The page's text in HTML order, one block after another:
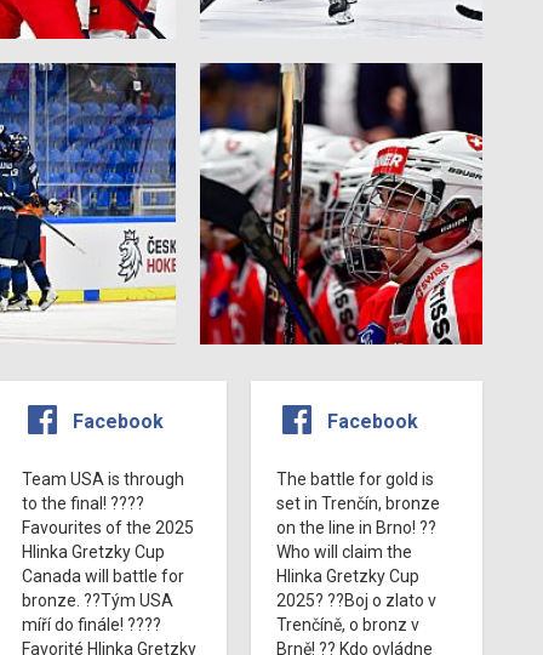
Facebook
Team USA is through
to the final! ????
Favourites of the 2025
Hlinka Gretzky Cup
Canada will battle for
bronze. ??Tým USA
míří do finále! ????
Favorité Hlinka Gretzky
Facebook
The battle for gold is
set in Trenčín, bronze
on the line in Brno! ??
Who will claim the
Hlinka Gretzky Cup
2025? ??Boj o zlato v
Trenčíně, o bronz v
Brně! ?? Kdo ovládne